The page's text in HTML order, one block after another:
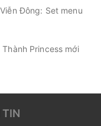
Đông: Set menu
Princess mới